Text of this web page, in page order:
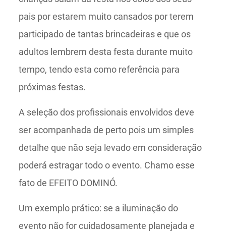
pais por estarem muito cansados por terem
participado de tantas brincadeiras e que os
adultos lembrem desta festa durante muito
tempo, tendo esta como referência para
próximas festas.
A seleção dos profissionais envolvidos deve
ser acompanhada de perto pois um simples
detalhe que não seja levado em consideração
poderá estragar todo o evento. Chamo esse
fato de EFEITO DOMINÓ.
Um exemplo prático: se a iluminação do
evento não for cuidadosamente planejada e